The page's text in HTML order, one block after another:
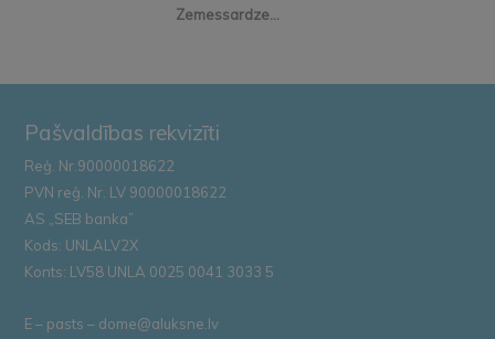
Zemessardze...
Pašvaldības rekvizīti
Reģ. Nr.90000018622
PVN reģ. Nr. LV 90000018622
AS „SEB banka”
Kods: UNLALV2X
Konts: LV58 UNLA 0025 0041 3033 5
E – pasts – dome@aluksne.lv